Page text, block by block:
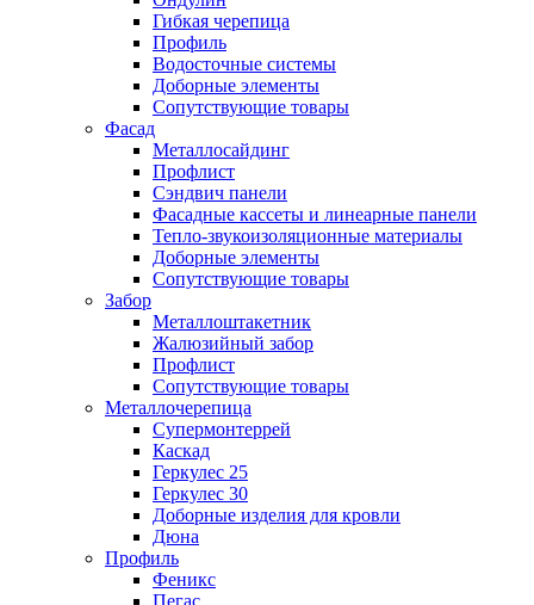
Гибкая черепица
Профиль
Водосточные системы
Доборные элементы
Сопутствующие товары
Фасад
Металлосайдинг
Профлист
Сэндвич панели
Фасадные кассеты и линеарные панели
Тепло-звукоизоляционные материалы
Доборные элементы
Сопутствующие товары
Забор
Металлоштакетник
Жалюзийный забор
Профлист
Сопутствующие товары
Металлочерепица
Супермонтеррей
Каскад
Геркулес 25
Геркулес 30
Доборные изделия для кровли
Дюна
Профиль
Феникс
Пегас